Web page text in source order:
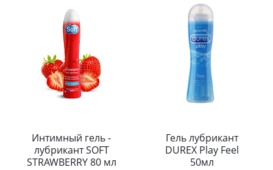
Интимный гель -
лубрикант SOFT
STRAWBERRY 80 мл
Гель лубрикант
DUREX Play Feel
50мл